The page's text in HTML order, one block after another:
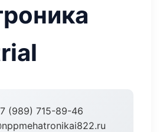
(989) 715-89-46